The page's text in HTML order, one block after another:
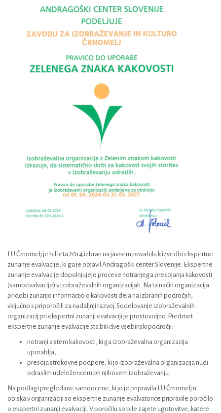
LU Črnomelj je bil leta 2014 izbran na javnem povabilu k izvedbi ekspertne
zunanje evalvacije, ki ga je objavil Andragoški center Slovenije. Ekspertne
zunanje evalvacije dopolnjujejo procese notranjega presojanja kakovosti
(samoevalvacije) v izobraževalnih organizacijah. Na ta način organizacija
pridobi zunanjo informacijo o kakovosti dela na izbranih področjih,
vključno s priporočili za nadaljnji razvoj. Sodelovanje izobraževalnih
organizacij pri ekspertni zunanji evalvaciji je prostovoljno. Predmet
ekspertne zunanje evalvacije sta bili dve vsebinski področji:
notranji sistem kakovosti, ki ga izobraževalna organizacija
uporablja,
presoja strokovne podpore, ki jo izobraževalna organizacija nudi
odraslim udeležencem pri njihovem izobraževanju.
Na podlagi pregledane samoocene, ki jo je pripravila LU Črnomelj n
obiska v organizaciji so ekspertne zunanje evalvatorice pripravile poročilo
o ekspertni zunanji evalvaciji. V poročilu so bile zajete ugotovitve, katere